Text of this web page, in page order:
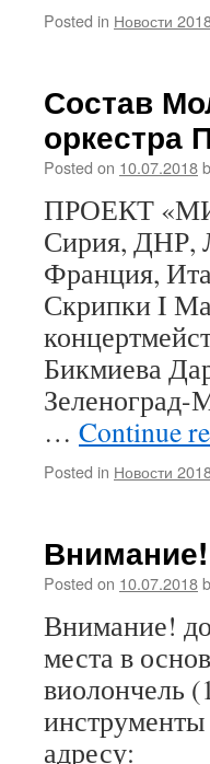
Posted in Новости
Состав
оркестра
Posted on 10.07.2018
ПРОЕКТ
Сирия, ДНР,
Франция,
Скрипки I
Бикмиева
… Continue
Posted in Новости
Posted on 10.07.2018
Внимание!
места в
виолончель
адресу: